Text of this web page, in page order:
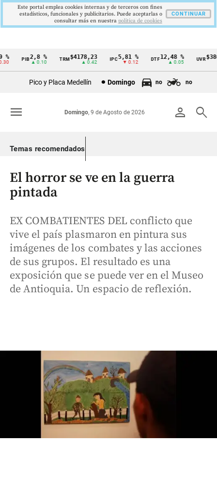
Cintillo
Colombia
PIB2,8 %
▲ 0.10
TRM$4178,23
▲ 0.42
5,81 %
▼ 0.12
DTF12,48 %
▲ 0.05
UVR
Pico y Placa Medellín Domingo no no
person search
Domingo, 9 de Agosto de 2026
menu
Temas recomendados
El horror se ve en la guerra
pintada
EX COMBATIENTES DEL conflicto que
vive el país plasmaron en pintura sus
imágenes de los combates y las acciones
de sus grupos. El resultado es una
exposición que se puede ver en el Museo
de Antioquia. Un espacio de reflexión.
Este portal emplea cookies internas y de terceros con fines
estadísticos, funcionales y publicitarios. Puede aceptarlas o
consultar más en nuestra politica de cookies
CONTINUAR